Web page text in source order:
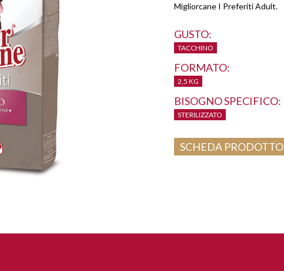
Migliorcane I Preferiti Adult.
GUSTO:
TACCHINO
FORMATO:
2,5 KG
BISOGNO SPECIFICO:
STERILIZZATO
SCHEDA PRODOTTO